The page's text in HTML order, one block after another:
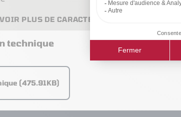
VOIR PLUS DE CARACTÉRISTIQUES
technique
(475.91KB)